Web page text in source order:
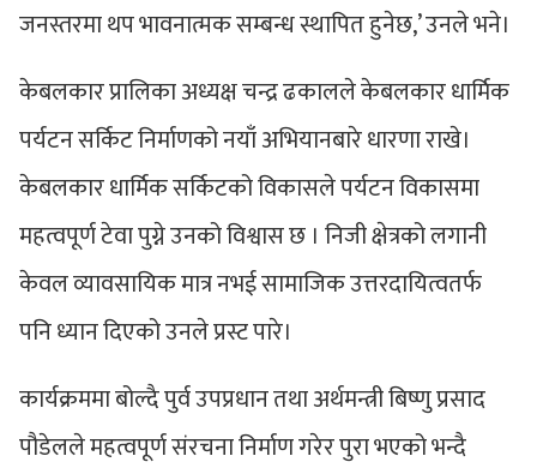
जनस्तरमा थप भावनात्मक सम्बन्ध स्थापित हुनेछ,’ उनले भने।
केबलकार प्रालिका अध्यक्ष चन्द्र ढकालले केबलकार धार्मिक
पर्यटन सर्किट निर्माणको नयाँ अभियानबारे धारणा राखे।
केबलकार धार्मिक सर्किटको विकासले पर्यटन विकासमा
महत्वपूर्ण टेवा पुग्ने उनको विश्वास छ । निजी क्षेत्रको लगानी
केवल व्यावसायिक मात्र नभई सामाजिक उत्तरदायित्वतर्फ
पनि ध्यान दिएको उनले प्रस्ट पारे।
कार्यक्रममा बोल्दै पुर्व उपप्रधान तथा अर्थमन्त्री बिष्णु प्रसाद
पौडेलले महत्वपूर्ण संरचना निर्माण गरेर पुरा भएको भन्दै